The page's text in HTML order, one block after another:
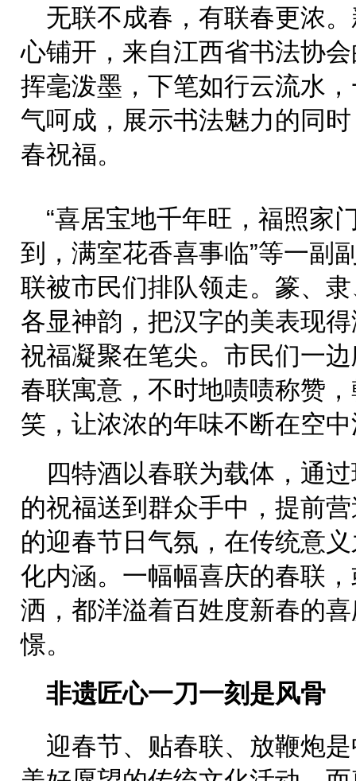
无联不成春，有联春更浓
心铺开，来自江西省书法协
挥毫泼墨，下笔如行云流水
气呵成，展示书法魅力的同
春祝福。
“喜居宝地千年旺，福照家
到，满室花香喜事临”等一副
联被市民们排队领走。篆、
各显神韵，把汉字的美表现
祝福凝聚在笔尖。市民们一
春联寓意，不时地啧啧称赞
笑，让浓浓的年味不断在空
四特酒以春联为载体，通
的祝福送到群众手中，提前
的迎春节日气氛，在传统意
化内涵。一幅幅喜庆的春联
洒，都洋溢着百姓度新春的
憬。
非遗匠心一刀一刻是风骨
迎春节、贴春联、放鞭炮